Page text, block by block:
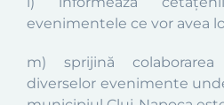
evenimentele ce vor avea
m) sprijină
diverselor evenimente